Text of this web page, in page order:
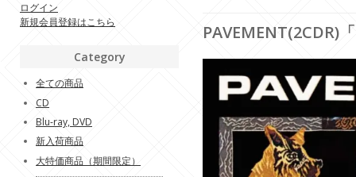
PAVEMENT(2CDR)
ログイン
新規会員登録はこちら
Category
全ての商品
CD
Blu-ray, DVD
新入荷商品
大特価商品（期間限定）